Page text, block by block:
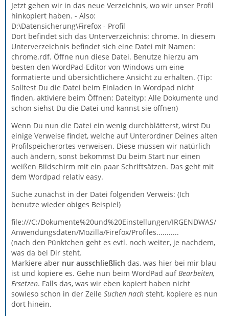
Jetzt gehen wir in das neue Verzeichnis, wo wir unser Profil
hinkopiert haben. - Also:
D:\Datensicherung\Firefox - Profil
Dort befindet sich das Unterverzeichnis: chrome. In diesem
Unterverzeichnis befindet sich eine Datei mit Namen:
chrome.rdf. Öffne nun diese Datei. Benutze hierzu am
besten den WordPad-Editor von Windows um eine
formatierte und übersichtlichere Ansicht zu erhalten. (Tip:
Solltest Du die Datei beim Einladen in Wordpad nicht
finden, aktiviere beim Öffnen: Dateityp: Alle Dokumente und
schon siehst Du die Datei und kannst sie öffnen)
Wenn Du nun die Datei ein wenig durchblätterst, wirst Du
einige Verweise findet, welche auf Unterordner Deines alten
Profilspeicherortes verweisen. Diese müssen wir natürlich
auch ändern, sonst bekommst Du beim Start nur einen
weißen Bildschirm mit ein paar Schriftsätzen. Das geht mit
dem Wordpad relativ easy.
Suche zunächst in der Datei folgenden Verweis: (Ich
benutze wieder obiges Beispiel)
file:///C:/Dokumente%20und%20Einstellungen/IRGENDWAS/
Anwendungsdaten/Mozilla/Firefox/Profiles...........
(nach den Pünktchen geht es evtl. noch weiter, je nachdem,
was da bei Dir steht.
Markiere aber nur ausschließlich das, was hier bei mir blau
ist und kopiere es. Gehe nun beim WordPad aufBearbeiten,
Ersetzen. Falls das, was wir eben kopiert haben nicht
sowieso schon in der Zeile Suchen nach steht, kopiere es nun
dort hinein.